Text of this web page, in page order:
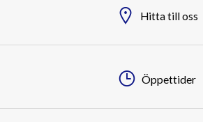
Hitta till oss
Öppettider